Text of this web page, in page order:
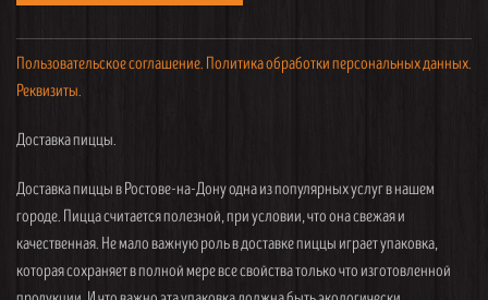
Пользовательское соглашение. Политика обработки персональных данных.
Реквизиты.
Доставка пиццы.
Доставка пиццы в Ростове-на-Дону одна из популярных услуг в нашем
городе. Пицца считается полезной, при условии, что она свежая и
качественная. Не мало важную роль в доставке пиццы играет упаковка,
которая сохраняет в полной мере все свойства только что изготовленной